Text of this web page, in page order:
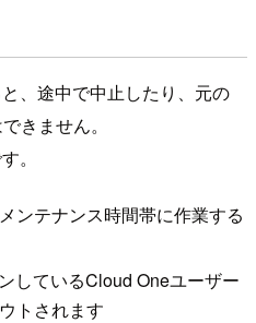
、途中で中止したり、元の
きません。
。
ンテナンス時間帯に作業する
しているCloud Oneユーザー
トされます